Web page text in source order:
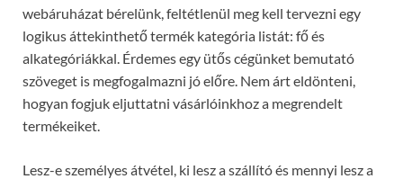
webáruházat bérelünk, feltétlenül meg kell tervezni egy
logikus áttekinthető termék kategória listát: fő és
alkategóriákkal. Érdemes egy ütős cégünket bemutató
szöveget is megfogalmazni jó előre. Nem árt eldönteni,
hogyan fogjuk eljuttatni vásárlóinkhoz a megrendelt
termékeiket.
Lesz-e személyes átvétel, ki lesz a szállító és mennyi lesz a